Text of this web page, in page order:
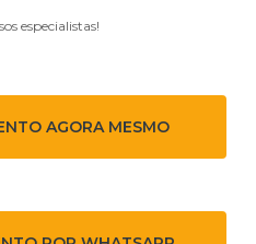
especialistas!
AGORA MESMO